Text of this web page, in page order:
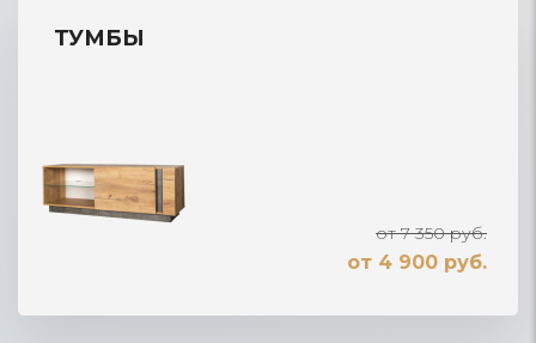
ТУМБЫ
от 7 350 руб.
от 4 900 руб.